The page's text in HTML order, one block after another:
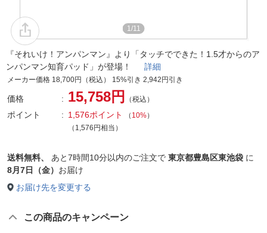
1/11
『それいけ！アンパンマン』より「タッチでできた！1.5才からのア
ンパンマン知育パッド」が登場！ 詳細
メーカー価格 18,700円（税込） 15%引き 2,942円引き
価格 15,758円 （税込）
ポイント 1,576ポイント （ 10%）
（1,576円相当）
送料無料、 あと7時間10分以内のご注文で 東京都豊島区東池袋 に
8月7日（金） お届け
お届け先を変更する
この商品のキャンペーン